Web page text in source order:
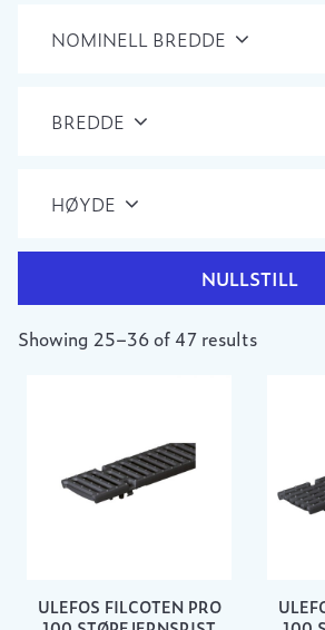
NOMINELL BREDDE
BREDDE
HØYDE
NULLSTILL
Showing 25–36 of 47 results
ULEFOS FILCOTEN PRO